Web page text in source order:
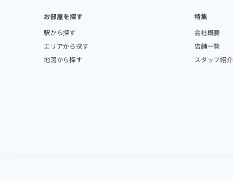
お部屋を探す
駅から探す
エリアから探す
地図から探す
特集
会社概要
店舗一覧
スタッフ紹介